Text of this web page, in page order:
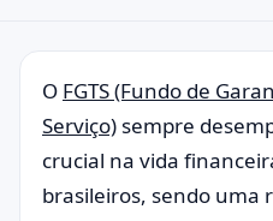
O FGTS (Fundo de
Serviço) sempre
crucial na vida
brasileiros, sendo uma